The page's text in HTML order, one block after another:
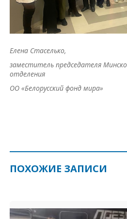
Елена Стаселько,
заместитель председателя
отделения
ОО «Белорусский фонд мира»
ПОХОЖИЕ ЗАПИСИ